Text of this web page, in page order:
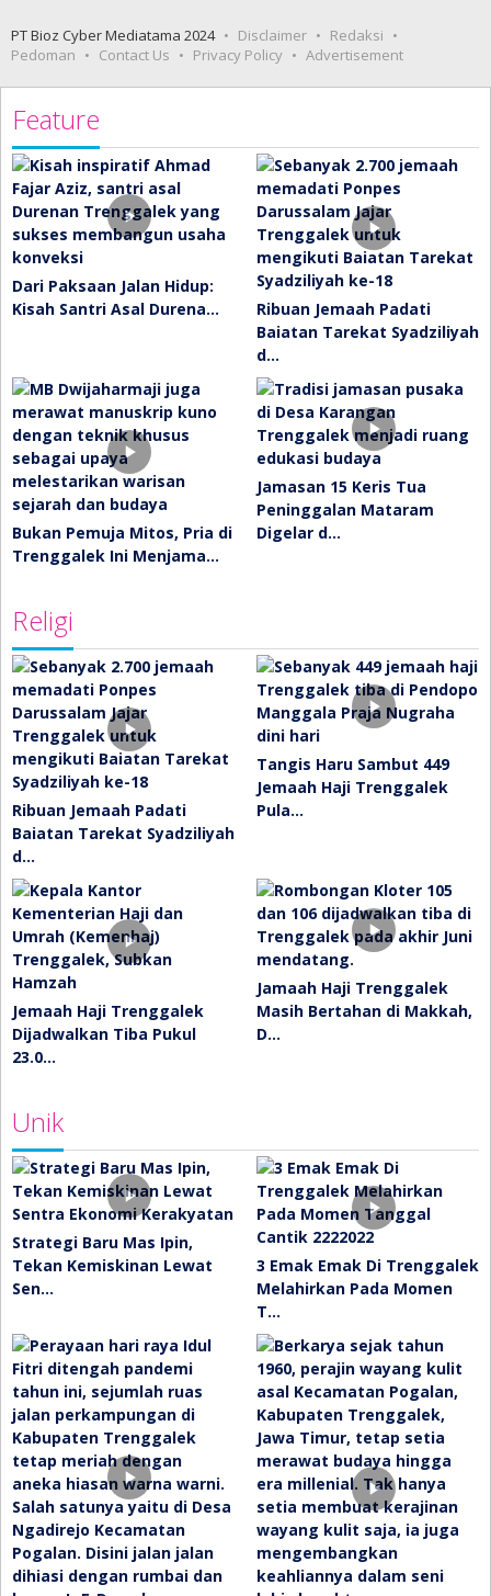
PT Bioz Cyber Mediatama 2024 Disclaimer
Redaksi
Pedoman
Contact Us Privacy Policy Advertisement
Feature
Dari Paksaan Jalan Hidup:
Kisah Santri Asal Durena…
Ribuan Jemaah Padati
Baiatan Tarekat Syadziliyah
d…
Bukan Pemuja Mitos, Pria di
Trenggalek Ini Menjama…
Jamasan 15 Keris Tua
Peninggalan Mataram
Digelar d…
Religi
Ribuan Jemaah Padati
Baiatan Tarekat Syadziliyah
d…
Tangis Haru Sambut 449
Jemaah Haji Trenggalek
Pula…
Jemaah Haji Trenggalek
Dijadwalkan Tiba Pukul
23.0…
Jamaah Haji Trenggalek
Masih Bertahan di Makkah,
D…
Unik
Strategi Baru Mas Ipin,
Tekan Kemiskinan Lewat
Sen…
3 Emak Emak Di Trenggalek
Melahirkan Pada Momen
T…